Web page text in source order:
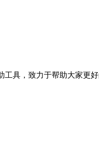
具，致力于帮助大家更好